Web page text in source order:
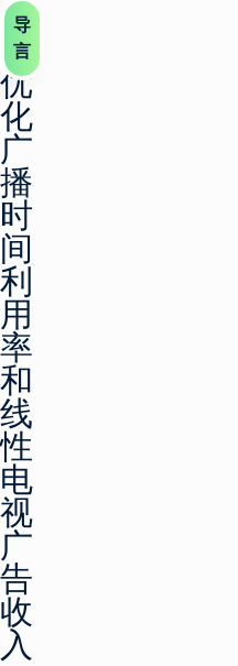
导
言
优
化
广
播
时
间
利
用
率
和
线
性
电
视
广
告
收
入